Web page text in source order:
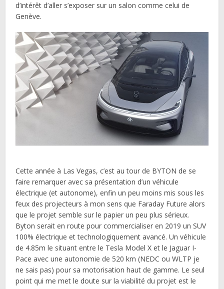
d’intérêt d’aller s’exposer sur un salon comme celui de
Genève.
Cette année à Las Vegas, c’est au tour de BYTON de se
faire remarquer avec sa présentation d’un véhicule
électrique (et autonome), enfin un peu moins mis sous les
feux des projecteurs à mon sens que Faraday Future alors
que le projet semble sur le papier un peu plus sérieux.
Byton serait en route pour commercialiser en 2019 un SUV
100% électrique et technologiquement avancé. Un véhicule
de 4.85m le situant entre le Tesla Model X et le Jaguar I-
Pace avec une autonomie de 520 km (NEDC ou WLTP je
ne sais pas) pour sa motorisation haut de gamme. Le seul
point qui me met le doute sur la viabilité du projet est le